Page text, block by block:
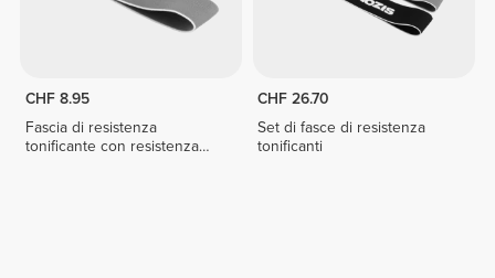
CHF 8.95
Fascia di resistenza
tonificante con resistenza
CHF 26.70
Set di fasce di resistenza
tonificanti